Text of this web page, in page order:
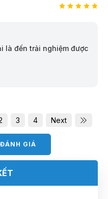
là đến trải nghiệm được
3 4 Next
GIÁ